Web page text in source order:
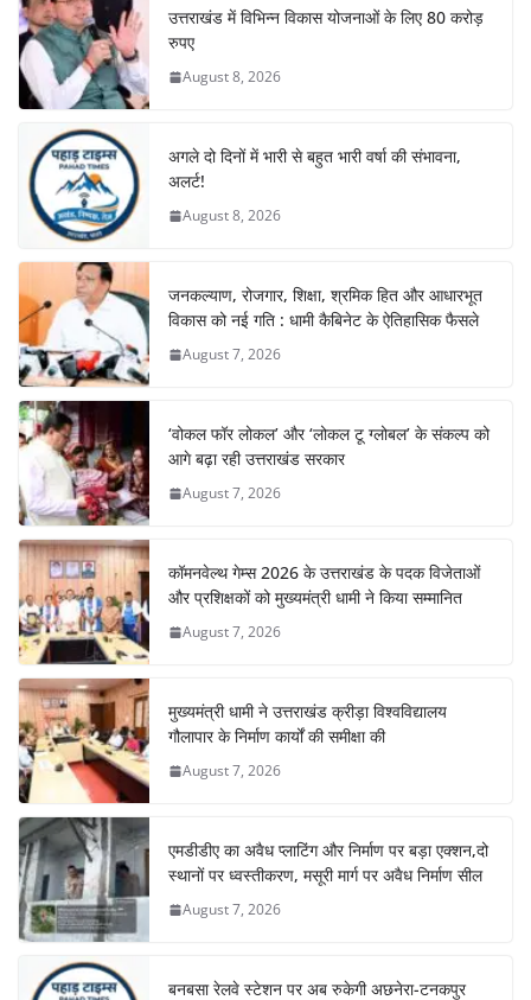
उत्तराखंड में विभिन्न विकास योजनाओं के लिए 80 करोड़
रुपए
August 8, 2026
अगले दो दिनों में भारी से बहुत भारी वर्षा की संभावना,
अलर्ट!
August 8, 2026
जनकल्याण, रोजगार, शिक्षा, श्रमिक हित और आधारभूत
विकास को नई गति : धामी कैबिनेट के ऐतिहासिक फैसले
August 7, 2026
‘वोकल फॉर लोकल’ और ‘लोकल टू ग्लोबल’ के संकल्प को
आगे बढ़ा रही उत्तराखंड सरकार
August 7, 2026
कॉमनवेल्थ गेम्स 2026 के उत्तराखंड के पदक विजेताओं
और प्रशिक्षकों को मुख्यमंत्री धामी ने किया सम्मानित
August 7, 2026
मुख्यमंत्री धामी ने उत्तराखंड क्रीड़ा विश्वविद्यालय
गौलापार के निर्माण कार्यों की समीक्षा की
August 7, 2026
एमडीडीए का अवैध प्लाटिंग और निर्माण पर बड़ा एक्शन,दो
स्थानों पर ध्वस्तीकरण, मसूरी मार्ग पर अवैध निर्माण सील
August 7, 2026
बनबसा रेलवे स्टेशन पर अब रुकेगी अछनेरा-टनकपुर